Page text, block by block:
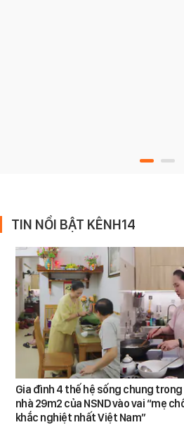
TIN NỔI BẬT KÊNH14
Gia đình 4 thế hệ sống chung
nhà 29m2 của NSND vào vai “mẹ
khắc nghiệt nhất Việt Nam”